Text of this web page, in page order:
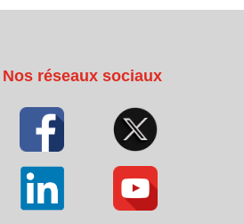
Nos réseaux sociaux